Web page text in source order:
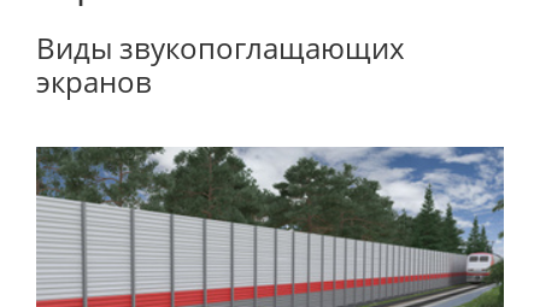
Виды звукопоглащающих
экранов